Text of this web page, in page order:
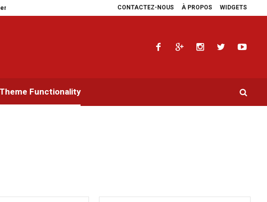
CONTACTEZ-NOUS À PROPOS WIDGETS
: à Johannesburg, Aimé Boji Sangara multiplie les plaidoyers en faveur de la RDC.
Theme Functionality